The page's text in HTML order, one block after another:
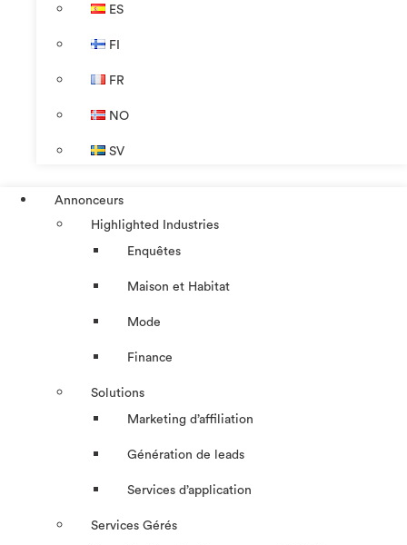
ES
FI
FR
NO
SV
Annonceurs
Highlighted Industries
Enquêtes
Maison et Habitat
Mode
Finance
Solutions
Marketing d’affiliation
Génération de leads
Services d’application
Services Gérés